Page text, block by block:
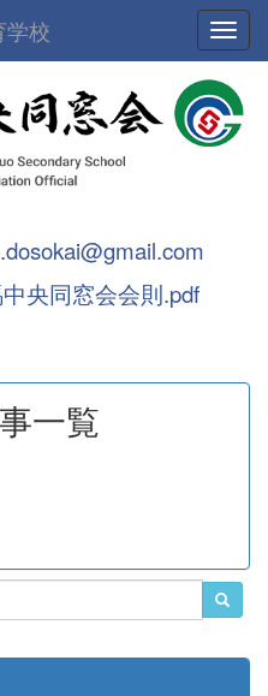
学校
中央同窓会会則.pdf
一覧